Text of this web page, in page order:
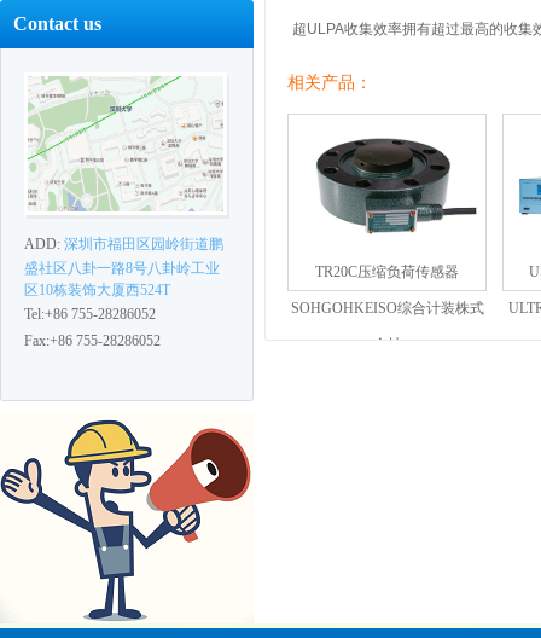
Contact us
ADD: 深圳市福田区园岭街道鹏
盛社区八卦一路8号八卦岭工业
区10栋装饰大厦西524T
Tel:+86 755-28286052
Fax:+86 755-28286052
超ULPA收集效率拥有超过最高的收
相关产品：
TR20C压缩负荷传感器
SOHGOHKEISO综合计装株式
会社